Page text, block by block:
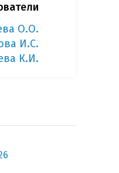
О.О.
И.С.
К.И.